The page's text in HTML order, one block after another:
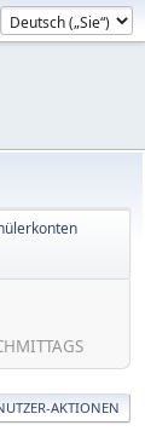
AKTIONEN